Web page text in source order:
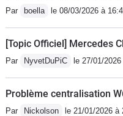
Par boella le 08/03/2026 à
[Topic Officiel] Mercedes
Par NyvetDuPiC le 27/01/2026
Problème centralisation
Par Nickolson le 21/01/2026 à